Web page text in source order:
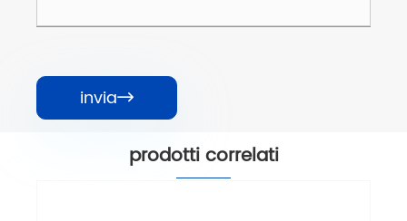
invia
prodotti correlati